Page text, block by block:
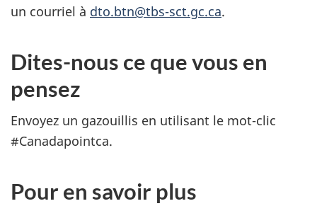
un courriel à dto.btn@tbs-sct.gc.ca.
Dites-nous ce que vous en
pensez
Envoyez un gazouillis en utilisant le mot-clic
#Canadapointca.
Pour en savoir plus